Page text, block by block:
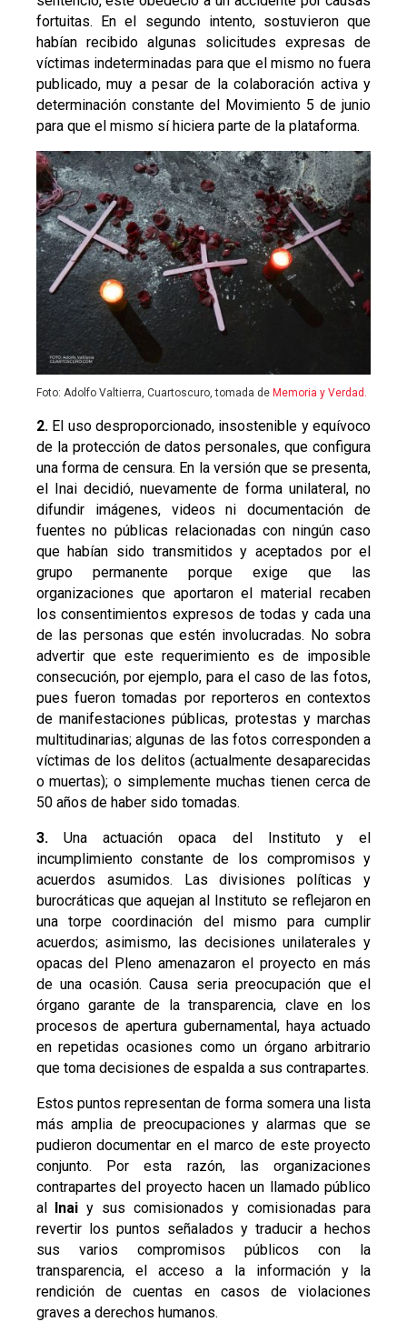
fortuitas. En el segundo intento, sostuvieron que
habían recibido algunas solicitudes expresas de
víctimas indeterminadas para que el mismo no fuera
publicado, muy a pesar de la colaboración activa y
determinación constante del Movimiento 5 de junio
para que el mismo sí hiciera parte de la plataforma.
Foto: Adolfo Valtierra, Cuartoscuro, tomada de Memoria y Verdad.
2. El uso desproporcionado, insostenible y equívoco
de la protección de datos personales, que configura
una forma de censura. En la versión que se presenta,
el Inai decidió, nuevamente de forma unilateral, no
difundir imágenes, videos ni documentación de
fuentes no públicas relacionadas con ningún caso
que habían sido transmitidos y aceptados por el
grupo permanente porque exige que las
organizaciones que aportaron el material recaben
los consentimientos expresos de todas y cada una
de las personas que estén involucradas. No sobra
advertir que este requerimiento es de imposible
consecución, por ejemplo, para el caso de las fotos,
pues fueron tomadas por reporteros en contextos
de manifestaciones públicas, protestas y marchas
multitudinarias; algunas de las fotos corresponden a
víctimas de los delitos (actualmente desaparecidas
o muertas); o simplemente muchas tienen cerca de
50 años de haber sido tomadas.
3. Una actuación opaca del Instituto y el
incumplimiento constante de los compromisos y
acuerdos asumidos. Las divisiones políticas y
burocráticas que aquejan al Instituto se reflejaron en
una torpe coordinación del mismo para cumplir
acuerdos; asimismo, las decisiones unilaterales y
opacas del Pleno amenazaron el proyecto en más
de una ocasión. Causa seria preocupación que el
órgano garante de la transparencia, clave en los
procesos de apertura gubernamental, haya actuado
en repetidas ocasiones como un órgano arbitrario
que toma decisiones de espalda a sus contrapartes.
Estos puntos representan de forma somera una lista
más amplia de preocupaciones y alarmas que se
pudieron documentar en el marco de este proyecto
conjunto. Por esta razón, las organizaciones
contrapartes del proyecto hacen un llamado público
al Inai y sus comisionados y comisionadas para
revertir los puntos señalados y traducir a hechos
sus varios compromisos públicos con la
transparencia, el acceso a la información y la
rendición de cuentas en casos de violaciones
graves a derechos humanos.